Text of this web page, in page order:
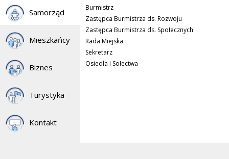
Samorząd
Mieszkańcy
Biznes
Turystyka
Kontakt
Burmistrz
Zastępca Burmistrza ds. Rozwoju
Zastępca Burmistrza ds. Społecznych
Rada Miejska
Sekretarz
Osiedla i Sołectwa